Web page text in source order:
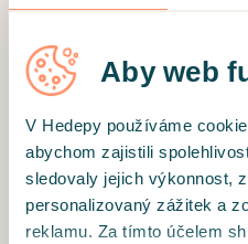
Aby web
V Hedepy používáme
abychom zajistili
sledovaly jejich výkonnost,
personalizovaný zážitek a
reklamu. Za tímto účelem
Ověřený klient
Velmi sympatická, milá,
Mohu jen a jen
Motto